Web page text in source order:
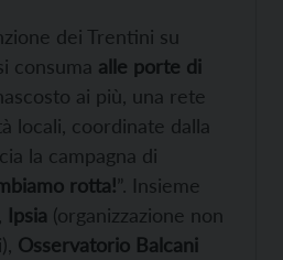
dei Trentini su
consuma alle porte di
ai più, una rete
locali, coordinate dalla
la campagna di
rotta!”. Insieme
Ipsia (organizzazione non
Osservatorio Balcani